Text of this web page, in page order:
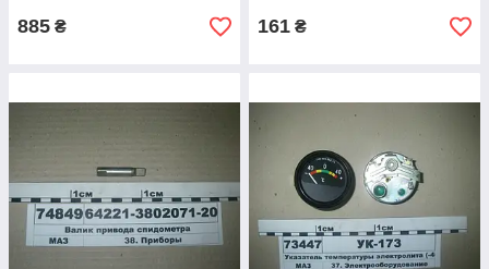
885 ₴ 161 ₴